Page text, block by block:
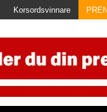
Korsordsvinnare